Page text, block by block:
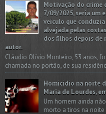
Motivação do crime
7/09/2025, seria um
veículo que
alvejada pelas
dos filhos depois de
autor.
Cláudio Olívio Monteiro, 53 anos,
chamada no portão, de sua
Homicídio na noite
Maria de Lourdes,
Um homem ainda
morto a tiros na